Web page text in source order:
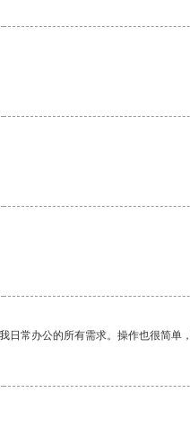
常办公的所有需求。操作也很简单